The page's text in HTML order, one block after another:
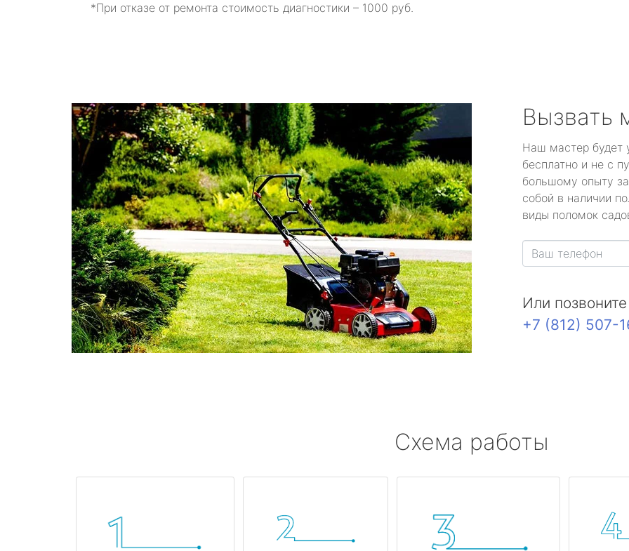
*При отказе от ремонта стоимость диагностики – 1000 руб.
Вызвать
Наш мастер будет
бесплатно и не с
большому опыту
собой в наличии
виды поломок
Или
+7 (812) 507-
Схема работы